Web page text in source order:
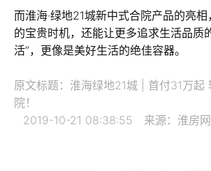
而淮海·绿地21城新中式合院产品的亮
的宝贵时机，还能让更多追求生活品质
活”，更像是美好生活的绝佳容器。
原文标题：淮海绿地21城 | 首付31万起
院！
2019-10-21 08:38:55 来源：淮房